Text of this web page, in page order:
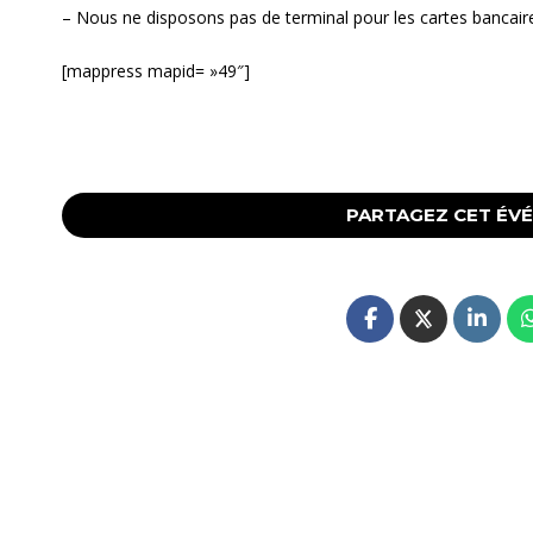
– Nous ne disposons pas de terminal pour les cartes
[mappress mapid= »49″]
PARTAGEZ CET